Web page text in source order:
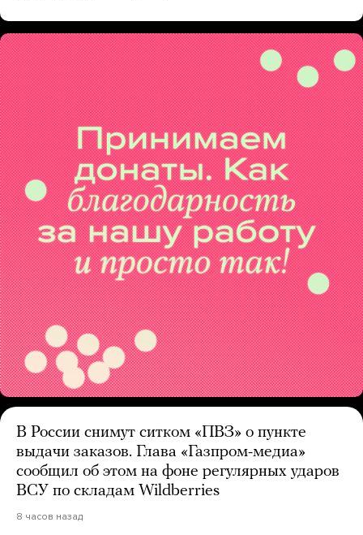
В России снимут ситком «ПВЗ» о пункте
выдачи заказов. Глава «Газпром-медиа»
сообщил об этом на фоне регулярных ударов
ВСУ по складам Wildberries
8 часов назад